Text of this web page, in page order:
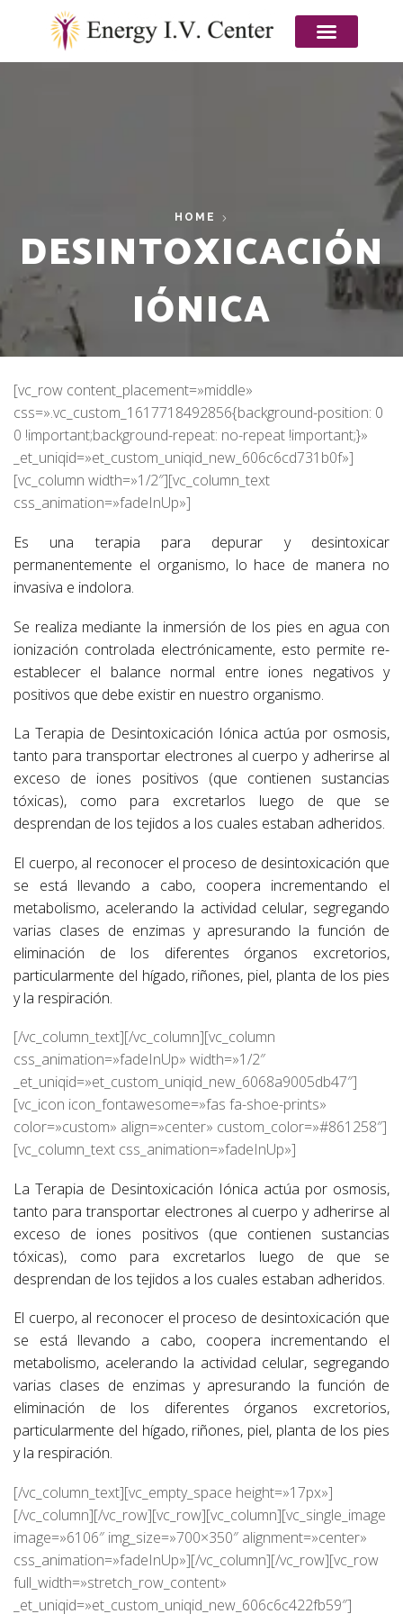
HOME
DESINTOXICACIÓN
IÓNICA
[vc_row content_placement=»middle»
css=».vc_custom_1617718492856{background-position: 0
0 !important;background-repeat: no-repeat !important;}»
_et_uniqid=»et_custom_uniqid_new_606c6cd731b0f»]
[vc_column width=»1/2″][vc_column_text
css_animation=»fadeInUp»]
Es una terapia para depurar y desintoxicar
permanentemente el organismo, lo hace de manera no
invasiva e indolora.
Se realiza mediante la inmersión de los pies en agua con
ionización controlada electrónicamente, esto permite re-
establecer el balance normal entre iones negativos y
positivos que debe existir en nuestro organismo.
La Terapia de Desintoxicación Iónica actúa por osmosis,
tanto para transportar electrones al cuerpo y adherirse al
exceso de iones positivos (que contienen sustancias
tóxicas), como para excretarlos luego de que se
desprendan de los tejidos a los cuales estaban adheridos.
El cuerpo, al reconocer el proceso de desintoxicación que
se está llevando a cabo, coopera incrementando el
metabolismo, acelerando la actividad celular, segregando
varias clases de enzimas y apresurando la función de
eliminación de los diferentes órganos excretorios,
particularmente del hígado, riñones, piel, planta de los pies
y la respiración.
[/vc_column_text][/vc_column][vc_column
css_animation=»fadeInUp» width=»1/2″
_et_uniqid=»et_custom_uniqid_new_6068a9005db47″]
[vc_icon icon_fontawesome=»fas fa-shoe-prints»
color=»custom» align=»center» custom_color=»#861258″]
[vc_column_text css_animation=»fadeInUp»]
La Terapia de Desintoxicación Iónica actúa por osmosis,
tanto para transportar electrones al cuerpo y adherirse al
exceso de iones positivos (que contienen sustancias
tóxicas), como para excretarlos luego de que se
desprendan de los tejidos a los cuales estaban adheridos.
El cuerpo, al reconocer el proceso de desintoxicación que
se está llevando a cabo, coopera incrementando el
metabolismo, acelerando la actividad celular, segregando
varias clases de enzimas y apresurando la función de
eliminación de los diferentes órganos excretorios,
particularmente del hígado, riñones, piel, planta de los pies
y la respiración.
[/vc_column_text][vc_empty_space height=»17px»]
[/vc_column][/vc_row][vc_row][vc_column][vc_single_image
image=»6106″ img_size=»700×350″ alignment=»center»
css_animation=»fadeInUp»][/vc_column][/vc_row][vc_row
full_width=»stretch_row_content»
_et_uniqid=»et_custom_uniqid_new_606c6c422fb59″]